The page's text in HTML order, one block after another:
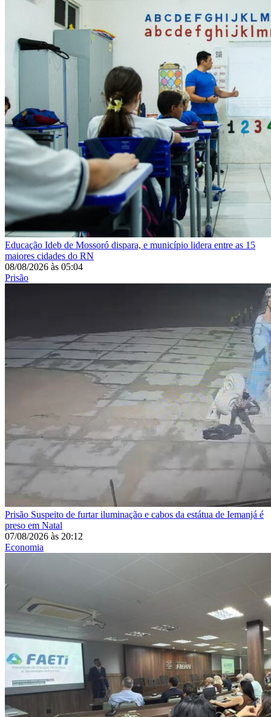
Educação Ideb de Mossoró dispara, e município lidera entre as 15
maiores cidades do RN
08/08/2026 às 05:04
Prisão
Prisão Suspeito de furtar iluminação e cabos da estátua de Iemanjá é
preso em Natal
07/08/2026 às 20:12
Economia